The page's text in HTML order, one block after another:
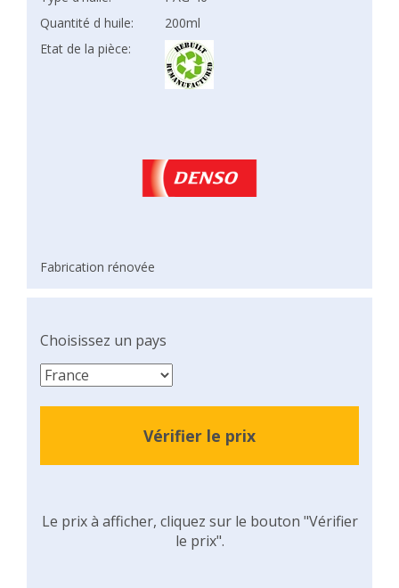
Quantité d huile:
200ml
Etat de la pièce:
Fabrication rénovée
Choisissez un pays
Vérifier le prix
Le prix à afficher, cliquez sur le bouton "Vérifier
le prix".